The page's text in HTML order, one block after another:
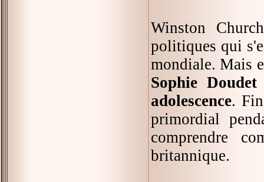
Winston
politiques qui
mondiale. Mais
Sophie
adolescence.
primordial
comprendre
britannique.